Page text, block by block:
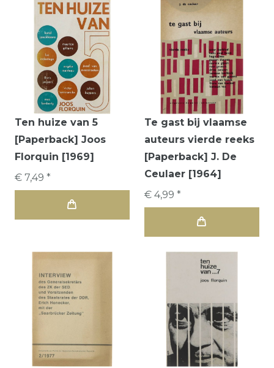
Ten huize van 5
[Paperback] Joos
Florquin [1969]
€ 7,49 *
Te gast bij vlaamse
auteurs vierde reeks
[Paperback] J. De
Ceulaer [1964]
€ 4,99 *